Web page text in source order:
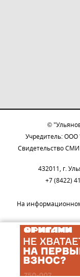
©
Учредитель: ООО
Свидетельство
432011, г.
+7 (8422)
На